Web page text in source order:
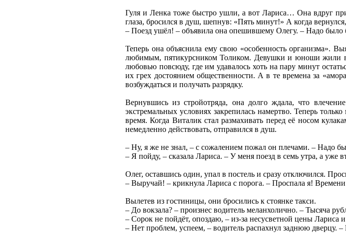
Гуля и Ленка тоже быстро ушли, а вот Лариса… Она вдруг
глаза, бросился в душ, шепнув: «Пять минут!» А когда
– Поезд ушёл! – объявила она опешившему Олегу. – Надо было
Теперь она объяснила ему свою «особенность организма».
любимым, пятикурсником Толиком. Девушки и юноши жили в
любовью повсюду, где им удавалось хоть на пару минут
их грех достоянием общественности. А в те времена за
возбуждаться и получать разрядку.
Вернувшись из стройотряда, она долго ждала, что
экстремальных условиях закрепилась намертво. Теперь
время. Когда Виталик стал размахивать перед её носом
немедленно действовать, отправился в душ.
– Ну, я же не знал, – с сожалением пожал он плечами. – Надо
– Я пойду, – сказала Лариса. – У меня поезд в семь утра, а уже
Олег, оставшись один, упал в постель и сразу отключился.
– Выручай! – крикнула Лариса с порога. – Проспала я!
Вылетев из гостиницы, они бросились к стоянке такси.
– До вокзала? – произнес водитель меланхолично. – Тысяча
– Сорок не пойдёт, опоздаю, – из-за несусветной цены Лариса
– Нет проблем, успеем, – водитель распахнул заднюю дверцу.